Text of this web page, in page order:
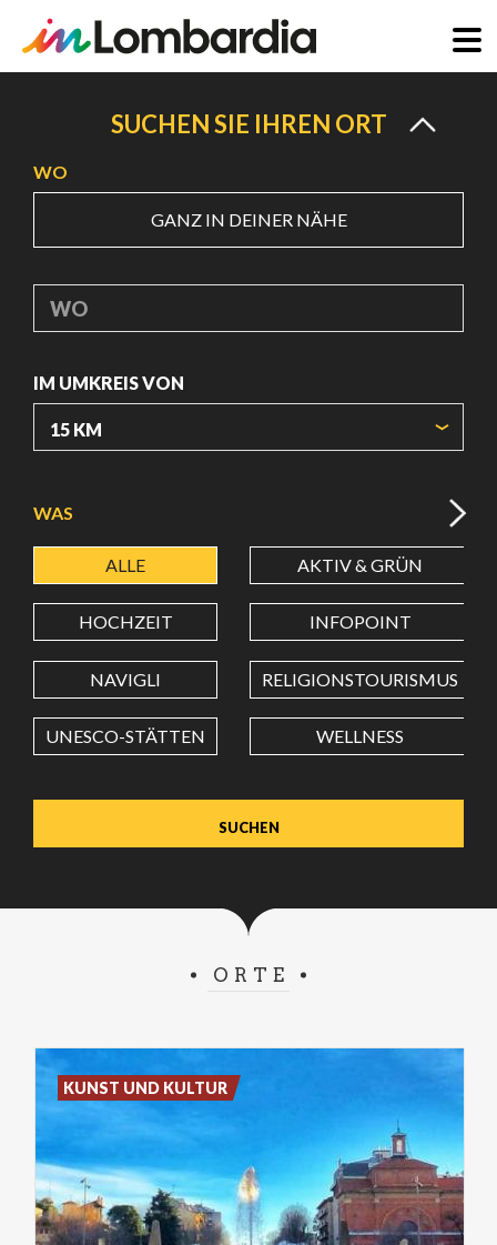
SUCHEN SIE IHREN ORT
WO
GANZ IN DEINER NÄHE
WO
IM UMKREIS VON
BREITENGRAD
LÄNGENGRAD
Wert in Dezimalgrad. Punkt (.) als Dezimalzeichen
WAS
ALLE AKTIV & GRÜN
HOCHZEIT INFOPOINT
NAVIGLI RELIGIONSTOURISMUS
UNESCO-STÄTTEN WELLNESS
ORTE
KUNST UND KULTUR